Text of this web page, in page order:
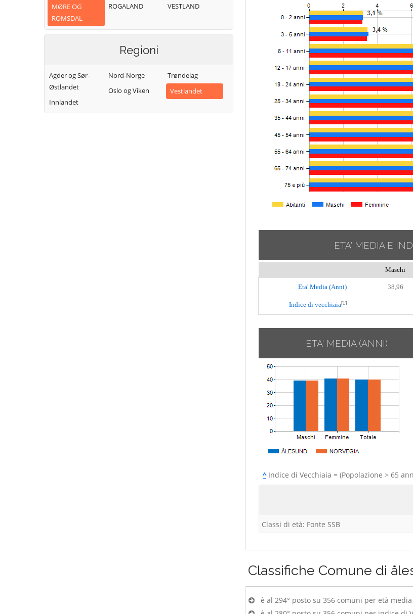
MØRE OG
ROMSDAL
ROGALAND VESTLAND
Regioni
Agder og Sør-
Østlandet
Innlandet
Nord-Norge
Oslo og Viken
Trøndelag
Vestlandet
ETA' MEDIA E
Maschi
Eta' Media (Anni) 38,96
Indice di vecchiaia[1] -
ETA' MEDIA (ANNI)
^Indice di Vecchiaia = (Popolazione > 65
Classi di età: Fonte SSB
Classifiche Comune di
è al 294° posto su 356 comuni per età media